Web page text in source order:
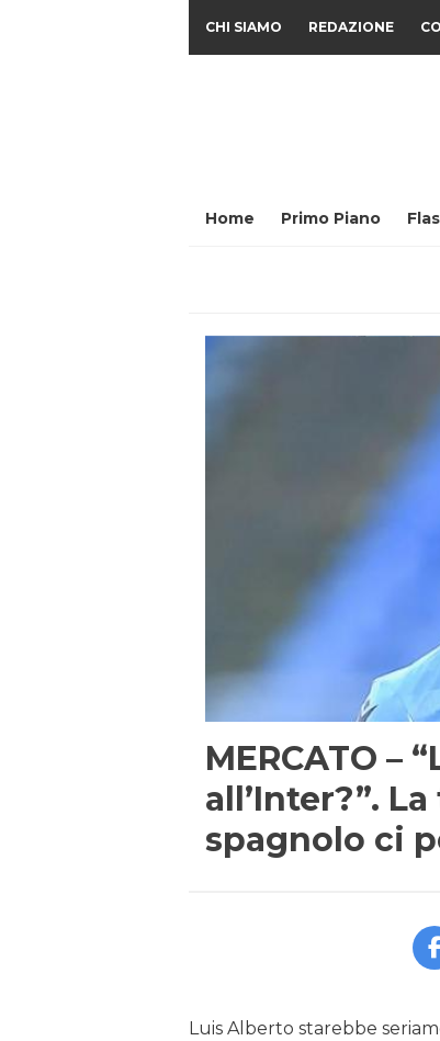
CHI SIAMO REDAZIONE
Home Primo Piano
MERCATO –
all’Inter?”.
spagnolo ci
Luis Alberto starebbe